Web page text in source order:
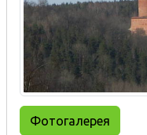
Фотогалерея